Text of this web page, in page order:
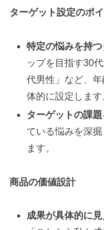
ターゲット設定のポ
特定の悩みを持
ップを目指す30
代男性」など、
体的に設定します
ターゲットの課
ている悩みを深
ます。
商品の価値設計
成果が具体的に